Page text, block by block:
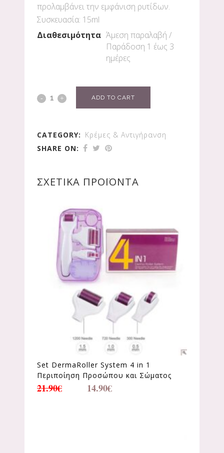
προλαμβάνει την εμφάνιση ρυτίδων.
Συσκευασία: 15ml
Διαθεσιμότητα Άμεση παραλαβή /
Παράδoση 1 έως 3
ημέρες
ADD TO CART
CATEGORY: Κρέμες & Αντιγήρανση
SHARE ON:
ΣΧΕΤΙΚΆ ΠΡΟΪΌΝΤΑ
Set DermaRoller System 4 in 1
Περιποίηση Προσώπου και Σώματος
21.90€ 14.90€